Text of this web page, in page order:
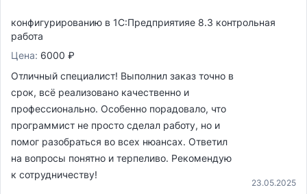
23.05.2025
конфигурированию в 1С:Предприятияе 8.3 контрольная
работа
Цена: 6000 ₽
Отличный специалист! Выполнил заказ точно в
срок, всё реализовано качественно и
профессионально. Особенно порадовало, что
программист не просто сделал работу, но и
помог разобраться во всех нюансах. Ответил
на вопросы понятно и терпеливо. Рекомендую
к сотрудничеству!